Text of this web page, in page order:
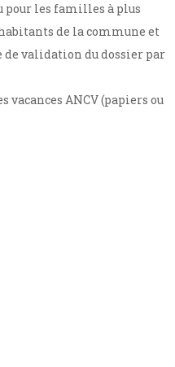
pour les familles à plus
de la commune et
de validation du dossier par
ANCV (papiers ou